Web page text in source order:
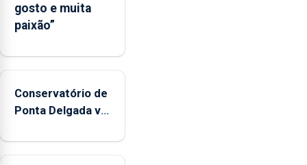
gosto e muita
paixão”
Conservatório de
Ponta Delgada vai
novos